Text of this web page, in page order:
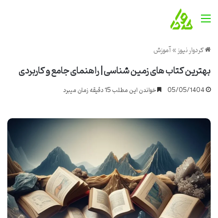
منو
کردوار نیوز»آموزش
بهترین کتاب های زمین شناسی | راهنمای جامع و کاربردی
05/05/1404 خواندن این مطلب 15 دقیقه زمان میبرد